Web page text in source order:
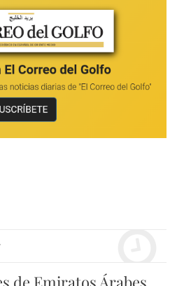
de Emiratos Árabes